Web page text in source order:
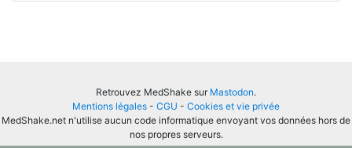
Retrouvez MedShake sur Mastodon.
Mentions légales - CGU - Cookies et vie privée
MedShake.net n'utilise aucun code informatique envoyant vos données hors de
nos propres serveurs.